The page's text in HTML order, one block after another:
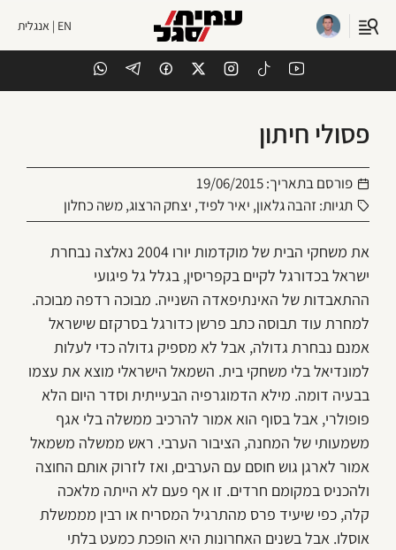
EN | אנגלית
פסולי חיתון
פורסם בתאריך:19/06/2015
תגיות:זהבה גלאון, יאיר לפיד, יצחק הרצוג,משה כחלון
את משחקי הבית של מוקדמות יורו 2004 נאלצה נבחרת
ישראל בכדורגל לקיים בקפריסין, בגלל גל פיגועי
ההתאבדות של האינתיפאדה השנייה. מבוכה רדפה מבוכה.
למחרת עוד תבוסה כתב פרשן כדורגל בסרקזם שישראל
אמנם נבחרת גדולה, אבל לא מספיק גדולה כדי לעלות
למונדיאל בלי משחקי בית. השמאל הישראלי מוצא את עצמו
בבעיה דומה. מילא הדמוגרפיה הבעייתית וסדר היום הלא
פופולרי, אבל בסוף הוא אמור להרכיב ממשלה בלי אגף
משמעותי של המחנה, הציבור הערבי. ראש ממשלה משמאל
אמור לארגן גוש חוסם עם הערבים, ואז לזרוק אותם החוצה
ולהכניס במקומם חרדים. זו אף פעם לא הייתה מלאכה
קלה, כפי שיעיד פרס מהתרגיל המסריח או רבין מממשלת
אוסלו. אבל בשנים האחרונות היא הופכת כמעט בלתי